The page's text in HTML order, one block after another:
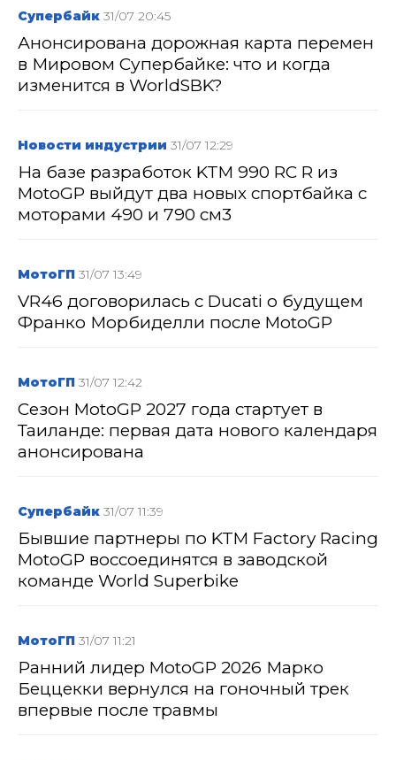
Супербайк 31/07 20:45
Анонсирована дорожная карта перемен
в Мировом Супербайке: что и когда
изменится в WorldSBK?
Новости индустрии 31/07 12:29
На базе разработок KTM 990 RC R из
MotoGP выйдут два новых спортбайка с
моторами 490 и 790 см3
МотоГП 31/07 13:49
VR46 договорилась с Ducati о будущем
Франко Морбиделли после MotoGP
МотоГП 31/07 12:42
Сезон MotoGP 2027 года стартует в
Таиланде: первая дата нового календаря
анонсирована
Супербайк 31/07 11:39
Бывшие партнеры по KTM Factory Racing
MotoGP воссоединятся в заводской
команде World Superbike
МотоГП 31/07 11:21
Ранний лидер MotoGP 2026 Марко
Беццекки вернулся на гоночный трек
впервые после травмы